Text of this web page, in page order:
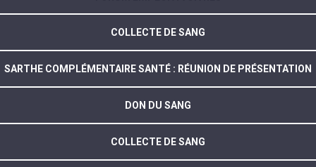
COLLECTE DE SANG
SARTHE COMPLÉMENTAIRE SANTÉ : RÉUNION DE PRÉSENTATION
DON DU SANG
COLLECTE DE SANG